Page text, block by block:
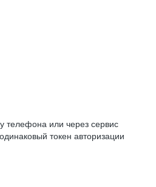
телефона или через сервис
токен авторизации